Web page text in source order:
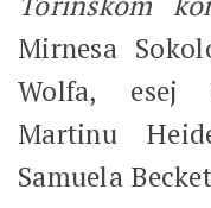
Mirnesa
Wolfa, esej
Martinu
Samuela